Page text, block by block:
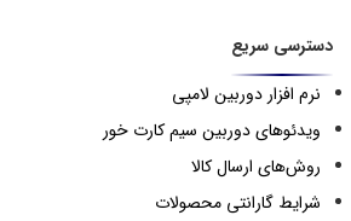
دسترسی سریع
نرم افزار دوربین لامپی
ویدئوهای دوربین سیم کارت خور
روش‌های ارسال کالا
شرایط گارانتی محصولات